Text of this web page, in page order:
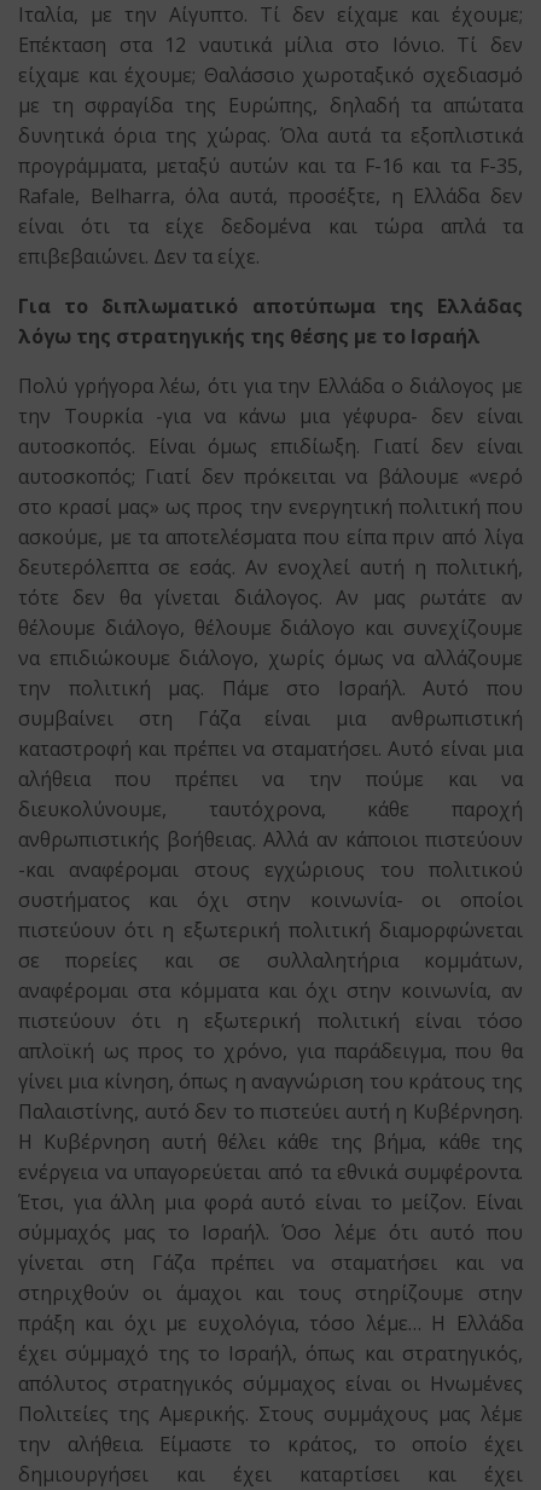
Ιταλία, με την Αίγυπτο. Τί δεν είχαμε και έχουμε;
Επέκταση στα 12 ναυτικά μίλια στο Ιόνιο. Τί δεν
είχαμε και έχουμε; Θαλάσσιο χωροταξικό σχεδιασμό
με τη σφραγίδα της Ευρώπης, δηλαδή τα απώτατα
δυνητικά όρια της χώρας. Όλα αυτά τα εξοπλιστικά
προγράμματα, μεταξύ αυτών και τα F-16 και τα F-35,
Rafale, Belharra, όλα αυτά, προσέξτε, η Ελλάδα δεν
είναι ότι τα είχε δεδομένα και τώρα απλά τα
επιβεβαιώνει. Δεν τα είχε.
Για το διπλωματικό αποτύπωμα της Ελλάδας
λόγω της στρατηγικής της θέσης με το Ισραήλ
Πολύ γρήγορα λέω, ότι για την Ελλάδα ο διάλογος με
την Τουρκία -για να κάνω μια γέφυρα- δεν είναι
αυτοσκοπός. Είναι όμως επιδίωξη. Γιατί δεν είναι
αυτοσκοπός; Γιατί δεν πρόκειται να βάλουμε «νερό
στο κρασί μας» ως προς την ενεργητική πολιτική που
ασκούμε, με τα αποτελέσματα που είπα πριν από λίγα
δευτερόλεπτα σε εσάς. Αν ενοχλεί αυτή η πολιτική,
τότε δεν θα γίνεται διάλογος. Αν μας ρωτάτε αν
θέλουμε διάλογο, θέλουμε διάλογο και συνεχίζουμε
να επιδιώκουμε διάλογο, χωρίς όμως να αλλάζουμε
την πολιτική μας. Πάμε στο Ισραήλ. Αυτό που
συμβαίνει στη Γάζα είναι μια ανθρωπιστική
καταστροφή και πρέπει να σταματήσει. Αυτό είναι μια
αλήθεια που πρέπει να την πούμε και να
διευκολύνουμε, ταυτόχρονα, κάθε παροχή
ανθρωπιστικής βοήθειας. Αλλά αν κάποιοι πιστεύουν
-και αναφέρομαι στους εγχώριους του πολιτικού
συστήματος και όχι στην κοινωνία- οι οποίοι
πιστεύουν ότι η εξωτερική πολιτική διαμορφώνεται
σε πορείες και σε συλλαλητήρια κομμάτων,
αναφέρομαι στα κόμματα και όχι στην κοινωνία, αν
πιστεύουν ότι η εξωτερική πολιτική είναι τόσο
απλοϊκή ως προς το χρόνο, για παράδειγμα, που θα
γίνει μια κίνηση, όπως η αναγνώριση του κράτους της
Παλαιστίνης, αυτό δεν το πιστεύει αυτή η Κυβέρνηση.
Η Κυβέρνηση αυτή θέλει κάθε της βήμα, κάθε της
ενέργεια να υπαγορεύεται από τα εθνικά συμφέροντα.
Έτσι, για άλλη μια φορά αυτό είναι το μείζον. Είναι
σύμμαχός μας το Ισραήλ. Όσο λέμε ότι αυτό που
γίνεται στη Γάζα πρέπει να σταματήσει και να
στηριχθούν οι άμαχοι και τους στηρίζουμε στην
πράξη και όχι με ευχολόγια, τόσο λέμε… Η Ελλάδα
έχει σύμμαχό της το Ισραήλ, όπως και στρατηγικός,
απόλυτος στρατηγικός σύμμαχος είναι οι Ηνωμένες
Πολιτείες της Αμερικής. Στους συμμάχους μας λέμε
την αλήθεια. Είμαστε το κράτος, το οποίο έχει
δημιουργήσει και έχει καταρτίσει και έχει